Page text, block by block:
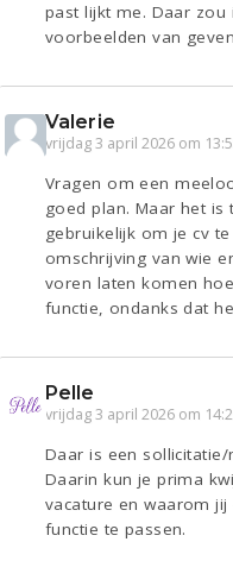
past lijkt me. Daar zou
voorbeelden van
Valerie
vrijdag 3 april 2026 om
Vragen om een
goed plan. Maar het
gebruikelijk om je cv
omschrijving van wie
voren laten komen
functie, ondanks dat
Pelle
vrijdag 3 april 2026 om
Daar is een
Daarin kun je prima
vacature en waarom
functie te passen.